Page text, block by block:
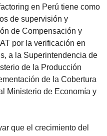
en Perú tiene como
de supervisión y
de Compensación y
por la verificación en
a la Superintendencia de
de la Producción
de la Cobertura
Ministerio de Economía y
que el crecimiento del